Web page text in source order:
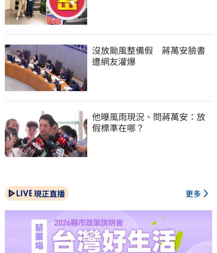
沒放颱風整備假　蔣萬安臉書
遭網友灌爆
他曝風雨現況、問蔣萬安：放
假標準在哪？
現正直播 更多